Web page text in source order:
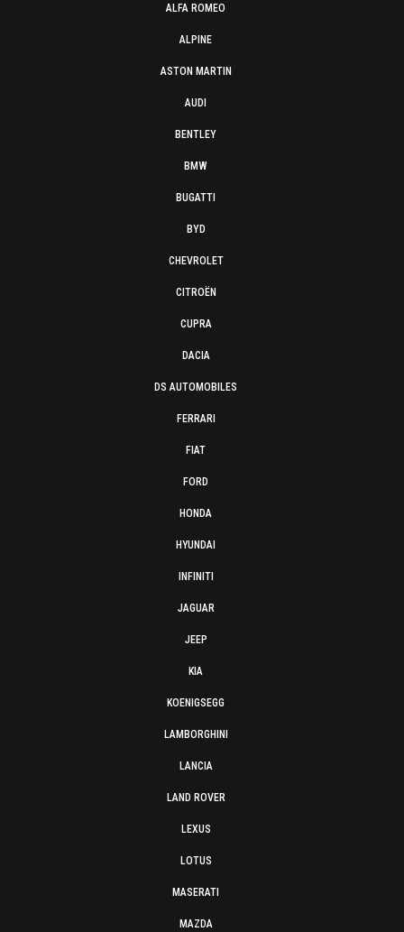
ALFA ROMEO
ALPINE
ASTON MARTIN
AUDI
BENTLEY
BMW
BUGATTI
BYD
CHEVROLET
CITROËN
CUPRA
DACIA
DS AUTOMOBILES
FERRARI
FIAT
FORD
HONDA
HYUNDAI
INFINITI
JAGUAR
JEEP
KIA
KOENIGSEGG
LAMBORGHINI
LANCIA
LAND ROVER
LEXUS
LOTUS
MASERATI
MAZDA